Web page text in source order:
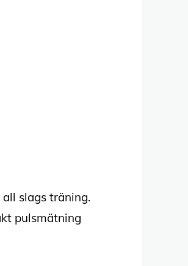
slags träning.
pulsmätning